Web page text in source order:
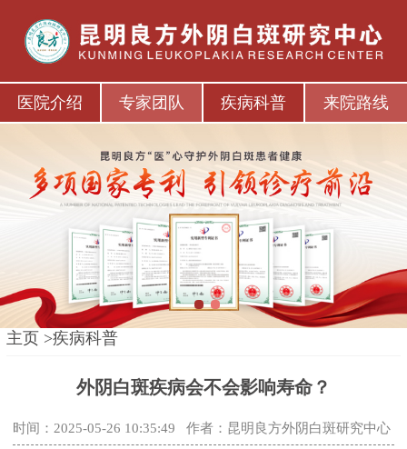
医院介绍 专家团队 疾病科普 来院路线
主页 >疾病科普
外阴白斑疾病会不会影响寿命？
时间：2025-05-26 10:35:49 作者：昆明良方外阴白斑研究中心